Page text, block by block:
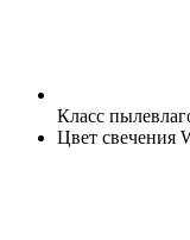
Класс
Цвет свечения